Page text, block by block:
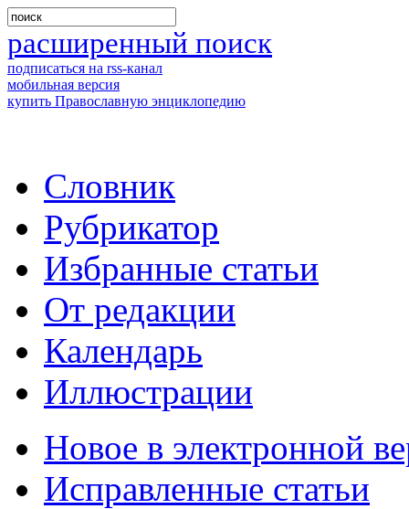
расширенный поиск
подписаться на rss-канал
мобильная версия
купить Православную энциклопедию
Словник
Рубрикатор
Избранные статьи
От редакции
Календарь
Иллюстрации
Новое в электронной
Исправленные статьи